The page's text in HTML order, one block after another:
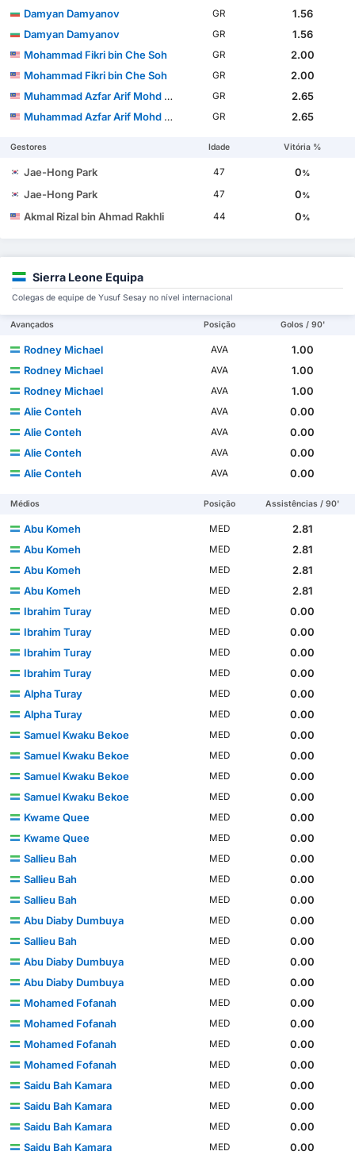
Damyan Damyanov GR
1.56
Damyan Damyanov
GR
1.56
Mohammad Fikri bin Che Soh
GR
2.00
Mohammad Fikri bin Che Soh
GR
2.00
Muhammad Azfar Arif Mohd Sukri
GR
2.65
Muhammad Azfar Arif Mohd Sukri
GR 2.65
Gestores Idade Vitória %
Jae-Hong Park 47 0%
Jae-Hong Park 47 0%
Akmal Rizal bin Ahmad Rakhli 44 0%
Sierra Leone Equipa
Colegas de equipe de Yusuf Sesay no nível internacional
Avançados Posição Golos / 90'
Rodney Michael AVA
1.00
Rodney Michael
AVA
1.00
Rodney Michael
AVA
1.00
Alie Conteh
AVA
0.00
Alie Conteh
AVA
0.00
Alie Conteh
AVA
0.00
Alie Conteh
AVA 0.00
Médios Posição Assistências / 90'
Abu Komeh MED
2.81
Abu Komeh
MED
2.81
Abu Komeh
MED
2.81
Abu Komeh
MED
2.81
Ibrahim Turay
MED
0.00
Ibrahim Turay
MED
0.00
Ibrahim Turay
MED
0.00
Ibrahim Turay
MED
0.00
Alpha Turay
MED
0.00
Alpha Turay
MED
0.00
Samuel Kwaku Bekoe
MED
0.00
Samuel Kwaku Bekoe
MED
0.00
Samuel Kwaku Bekoe
MED
0.00
Samuel Kwaku Bekoe
MED
0.00
Kwame Quee
MED
0.00
Kwame Quee
MED
0.00
Sallieu Bah
MED
0.00
Sallieu Bah
MED
0.00
Sallieu Bah
MED
0.00
Abu Diaby Dumbuya
MED
0.00
Sallieu Bah
MED
0.00
Abu Diaby Dumbuya
MED
0.00
Abu Diaby Dumbuya
MED
0.00
Mohamed Fofanah
MED
0.00
Mohamed Fofanah
MED
0.00
Mohamed Fofanah
MED
0.00
Mohamed Fofanah
MED
0.00
Saidu Bah Kamara
MED
0.00
Saidu Bah Kamara
MED
0.00
Saidu Bah Kamara
MED
0.00
Saidu Bah Kamara
MED 0.00